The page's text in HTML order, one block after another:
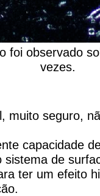
foi observado
vezes.
muito seguro,
capacidade
de
ter um efeito